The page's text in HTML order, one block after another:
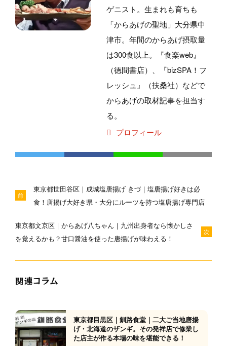
ゲニスト。生まれも育ちも
「からあげの聖地」大分県中
津市。年間のからあげ摂取量
は300食以上。『食楽web』
（徳間書店）、『bizSPA！フ
レッシュ』（扶桑社）などで
からあげの取材記事を担当す
る。
プロフィール
前
東京都世田谷区｜成城塩唐揚げ きづ｜塩唐揚げ好きは必
食！唐揚げ大好き県・大分にルーツを持つ塩唐揚げ専門店
東京都文京区｜からあげ八ちゃん｜九州出身者なら懐かしさ
を覚えるかも？甘口醤油を使った唐揚げが味わえる！
次
関連コラム
東京都目黒区｜釧路食堂｜二大ご当地唐揚
げ・北海道のザンギ。その発祥店で修業し
た店主が作る本場の味を堪能できる！